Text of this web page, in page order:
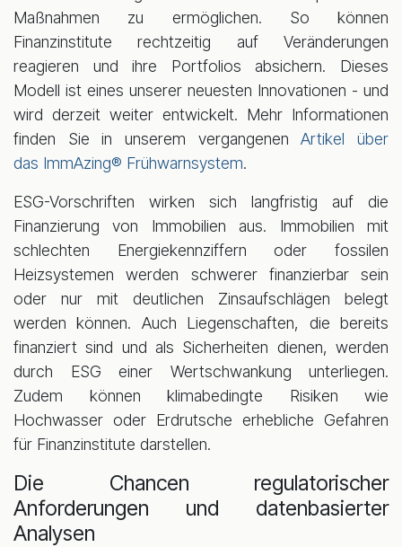
Maßnahmen zu ermöglichen. So können
Finanzinstitute rechtzeitig auf Veränderungen
reagieren und ihre Portfolios absichern. Dieses
Modell ist eines unserer neuesten Innovationen - und
wird derzeit weiter entwickelt. Mehr Informationen
finden Sie in unserem vergangenenArtikel über
das ImmAzing® Frühwarnsystem.
ESG-Vorschriften wirken sich langfristig auf die
Finanzierung von Immobilien aus. Immobilien mit
schlechten Energiekennziffern oder fossilen
Heizsystemen werden schwerer finanzierbar sein
oder nur mit deutlichen Zinsaufschlägen belegt
werden können. Auch Liegenschaften, die bereits
finanziert sind und als Sicherheiten dienen, werden
durch ESG einer Wertschwankung unterliegen.
Zudem können klimabedingte Risiken wie
Hochwasser oder Erdrutsche erhebliche Gefahren
für Finanzinstitute darstellen.
Die Chancen regulatorischer
Anforderungen und datenbasierter
Analysen